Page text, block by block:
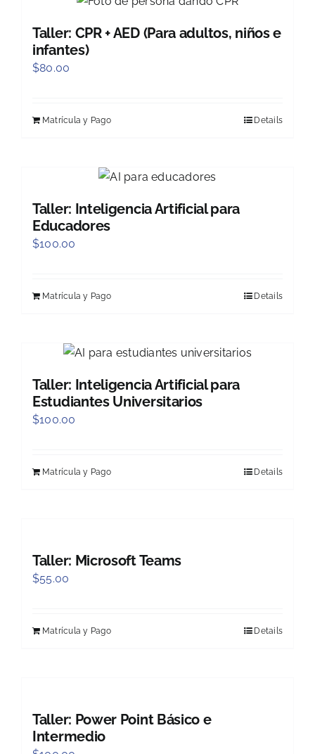
Taller: CPR + AED (Para adultos, niños e
infantes)
$80.00
Matrícula y Pago Details
Taller: Inteligencia Artificial para
Educadores
$100.00
Matrícula y Pago Details
Taller: Inteligencia Artificial para
Estudiantes Universitarios
$100.00
Matrícula y Pago Details
Taller: Microsoft Teams
$55.00
Matrícula y Pago Details
Taller: Power Point Básico e
Intermedio